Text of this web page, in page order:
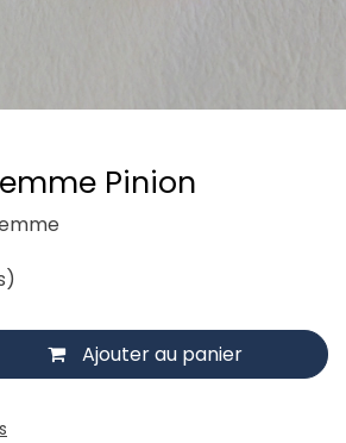
Pinion
Ajouter au panier